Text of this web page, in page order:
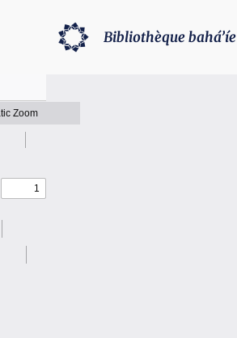
Bibliothèque bahá’íe